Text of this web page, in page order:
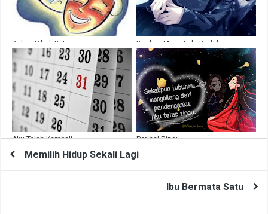
Bukan Pihak Ketiga Biarkan Masa Lalu Berlalu
Aku Telah Kembali Perihal Rindu
Memilih Hidup Sekali Lagi
Ibu Bermata Satu